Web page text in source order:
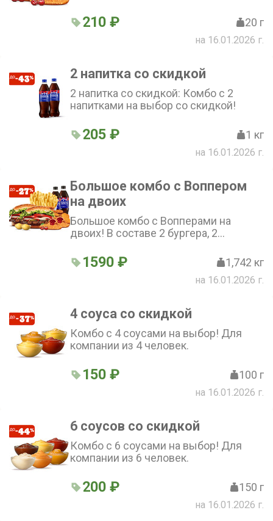
210 ₽ 20 г
на 16.01.2026 г.
2 напитка со скидкой
2 напитка со скидкой: Комбо с 2
напитками на выбор со скидкой!
205 ₽ 1 кг
на 16.01.2026 г.
Большое комбо с Воппером
на двоих
Большое комбо с Вопперами на
двоих! В составе 2 бургера, 2
наггетсов (6 шт.), 2 десерта, 2 соуса и
2 напитка на выбор.
1590 ₽ 1,742 кг
на 16.01.2026 г.
4 соуса со скидкой
Комбо с 4 соусами на выбор! Для
компании из 4 человек.
150 ₽ 100 г
на 16.01.2026 г.
6 соусов со скидкой
Комбо с 6 соусами на выбор! Для
компании из 6 человек.
200 ₽ 150 г
на 16.01.2026 г.